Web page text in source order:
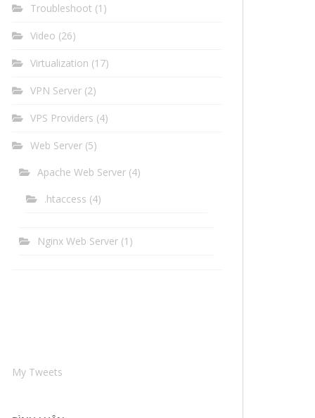
Troubleshoot (1)
Video (26)
Virtualization (17)
VPN Server (2)
VPS Providers (4)
Web Server (5)
Apache Web Server (4)
.htaccess (4)
Nginx Web Server (1)
My Tweets